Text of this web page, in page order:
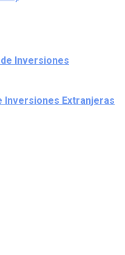
Inversiones Extranjeras